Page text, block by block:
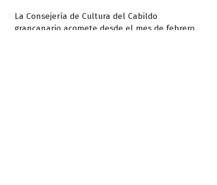
La Consejería de Cultura del Cabildo
grancanario acomete desde el mes de febrero